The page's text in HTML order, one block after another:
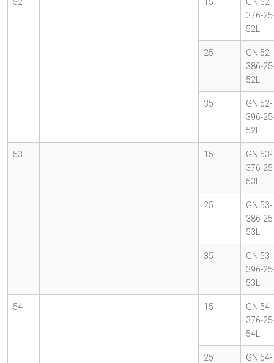
376-
52L
25
GNI52-
386-
52L
35
GNI52-
396-
52L
53 15
GNI53-
376-
53L
25
GNI53-
386-
53L
35
GNI53-
396-
53L
54 15
GNI54-
376-
54L
25
GNI54-